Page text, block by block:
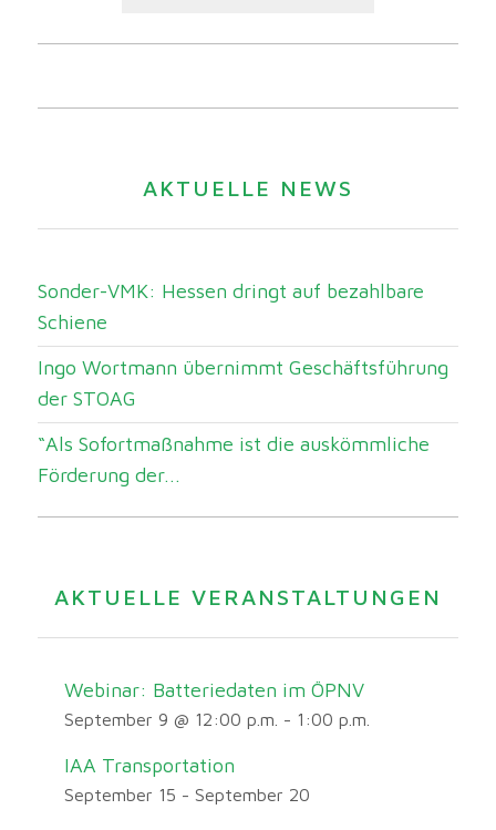
AKTUELLE NEWS
Sonder-VMK: Hessen dringt auf bezahlbare
Schiene
Ingo Wortmann übernimmt Geschäftsführung
der STOAG
“Als Sofortmaßnahme ist die auskömmliche
Förderung der...
AKTUELLE VERANSTALTUNGEN
Webinar: Batteriedaten im ÖPNV
September 9 @ 12:00 p.m. - 1:00 p.m.
IAA Transportation
September 15 - September 20